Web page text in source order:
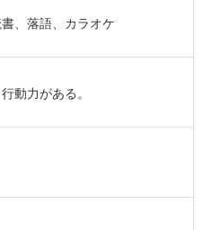
、落語、カラオケ
動力がある。